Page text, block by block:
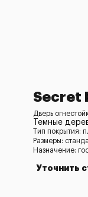
Secret
Дверь
Темные
Тип покрытия:
Размеры:
Назначение:
Уточнить